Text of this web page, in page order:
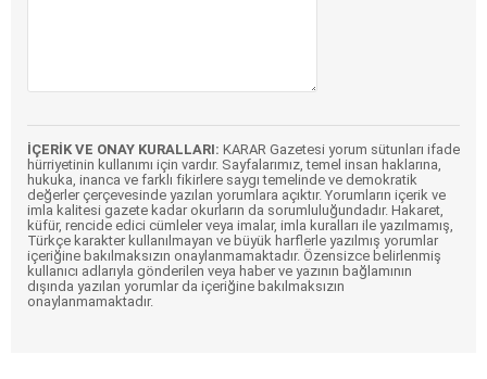
İÇERİK VE ONAY KURALLARI: KARAR Gazetesi yorum sütunları ifade
hürriyetinin kullanımı için vardır. Sayfalarımız, temel insan haklarına,
hukuka, inanca ve farklı fikirlere saygı temelinde ve demokratik
değerler çerçevesinde yazılan yorumlara açıktır. Yorumların içerik ve
imla kalitesi gazete kadar okurların da sorumluluğundadır. Hakaret,
küfür, rencide edici cümleler veya imalar, imla kuralları ile yazılmamış,
Türkçe karakter kullanılmayan ve büyük harflerle yazılmış yorumlar
içeriğine bakılmaksızın onaylanmamaktadır. Özensizce belirlenmiş
kullanıcı adlarıyla gönderilen veya haber ve yazının bağlamının
dışında yazılan yorumlar da içeriğine bakılmaksızın
onaylanmamaktadır.